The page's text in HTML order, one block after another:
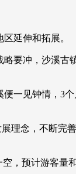
延伸和拓展。
要冲，沙溪古
一见钟情，3个
理念，不断完
，预计游客量和